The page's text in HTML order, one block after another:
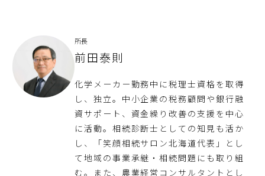
所長
前田泰則
化学メーカー勤務中に税理士資格を取得
し、独立。中小企業の税務顧問や銀行融
資サポート、資金繰り改善の支援を中心
に活動。相続診断士としての知見も活か
し、「笑顔相続サロン北海道代表」とし
て地域の事業承継・相続問題にも取り組
む。また、農業経営コンサルタントとし